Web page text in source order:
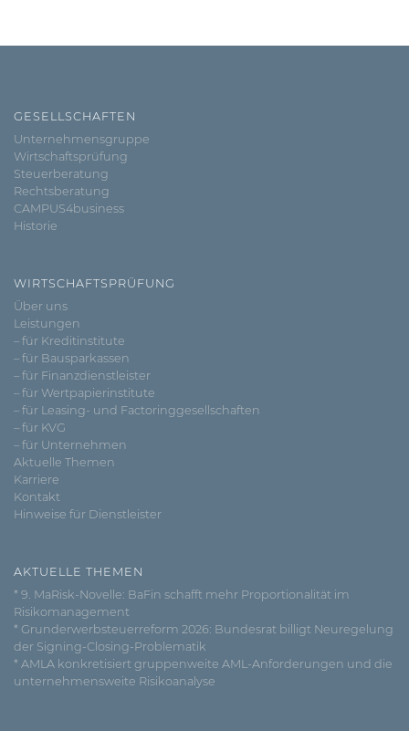
GESELLSCHAFTEN
Unternehmensgruppe
Wirtschaftsprüfung
Steuerberatung
Rechtsberatung
CAMPUS4business
Historie
WIRTSCHAFTSPRÜFUNG
Über uns
Leistungen
– für Kreditinstitute
– für Bausparkassen
– für Finanzdienstleister
– für Wertpapierinstitute
– für Leasing- und Factoringgesellschaften
– für KVG
– für Unternehmen
Aktuelle Themen
Karriere
Kontakt
Hinweise für Dienstleister
AKTUELLE THEMEN
* 9. MaRisk-Novelle: BaFin schafft mehr Proportionalität im
Risikomanagement
* Grunderwerbsteuerreform 2026: Bundesrat billigt Neuregelung
der Signing-Closing-Problematik
* AMLA konkretisiert gruppenweite AML-Anforderungen und die
unternehmensweite Risikoanalyse